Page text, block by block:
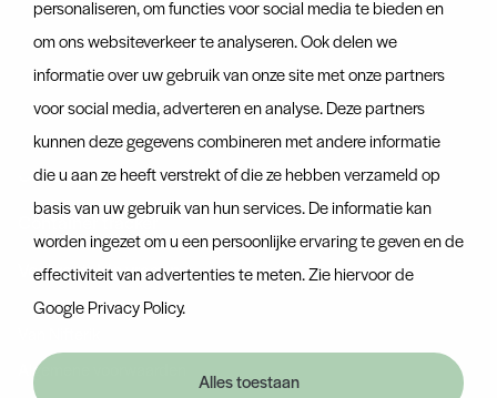
personaliseren, om functies voor social media te bieden en
om ons websiteverkeer te analyseren. Ook delen we
informatie over uw gebruik van onze site met onze partners
voor social media, adverteren en analyse. Deze partners
kunnen deze gegevens combineren met andere informatie
die u aan ze heeft verstrekt of die ze hebben verzameld op
basis van uw gebruik van hun services. De informatie kan
worden ingezet om u een persoonlijke ervaring te geven en de
effectiviteit van advertenties te meten. Zie hiervoor de
Google Privacy Policy.
Alles toestaan
Certificaten
Ontdek ook
Contact
Container tracker
Veelgestelde vragen
Algemene voorwaarden